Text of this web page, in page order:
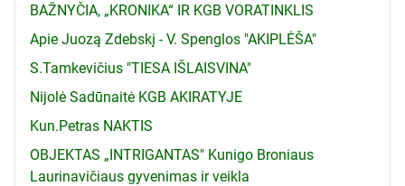
BAŽNYČIA, „KRONIKA“ IR KGB VORATINKLIS
Apie Juozą Zdebskį - V. Spenglos "AKIPLĖŠA"
S.Tamkevičius "TIESA IŠLAISVINA"
Nijolė Sadūnaitė KGB AKIRATYJE
Kun.Petras NAKTIS
OBJEKTAS „INTRIGANTAS" Kunigo Broniaus
Laurinavičiaus gyvenimas ir veikla